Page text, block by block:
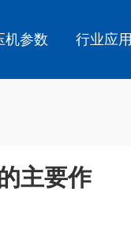
机参数 行业应用
主要作